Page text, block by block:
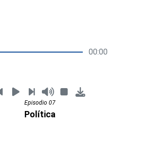
00:00
Episodio 07
Política